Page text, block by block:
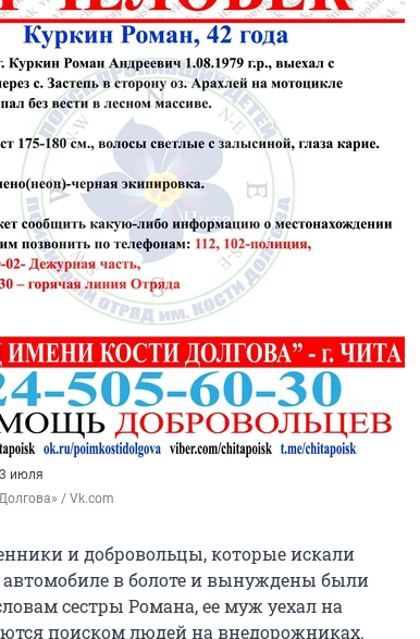
июля
/ Vk.com
и добровольцы, которые искали
автомобиле в болоте и вынуждены были
сестры Романа, ее муж уехал на
поиском людей на внедорожниках.